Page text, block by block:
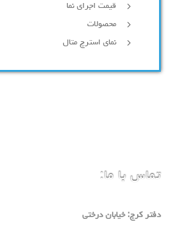
قیمت اجرای نما
محصولات
نمای استرچ متال
تماس با ما:
دفتر كرج: خيابان درختي